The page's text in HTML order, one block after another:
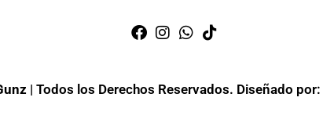
| Todos los Derechos Reservados. Diseñado por: